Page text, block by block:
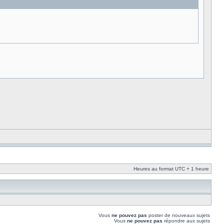
Heures au format UTC + 1 heure
Vous ne pouvez pas poster de nouveaux sujets
Vous ne pouvez pas répondre aux sujets